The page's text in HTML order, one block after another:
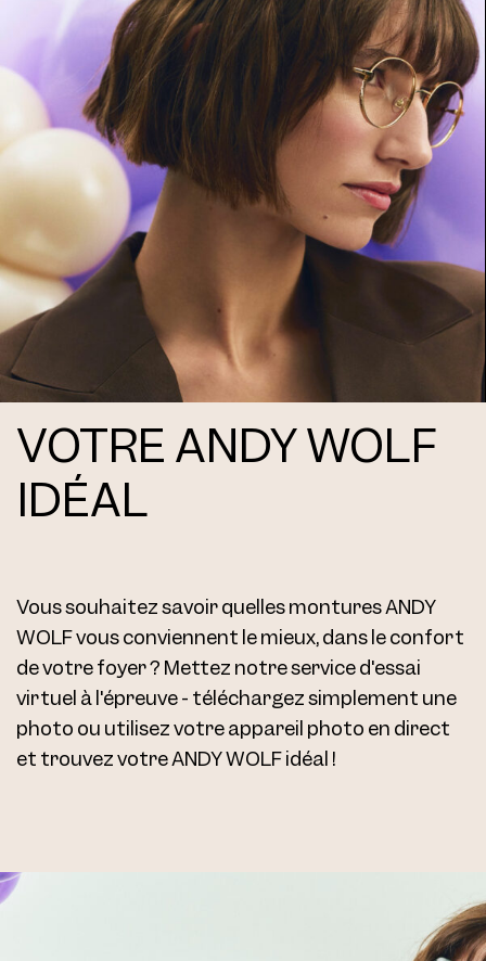
VOTRE ANDY WOLF
IDÉAL
Vous souhaitez savoir quelles montures ANDY
WOLF vous conviennent le mieux, dans le confort
de votre foyer ? Mettez notre service d'essai
virtuel à l'épreuve - téléchargez simplement une
photo ou utilisez votre appareil photo en direct
et trouvez votre ANDY WOLF idéal !